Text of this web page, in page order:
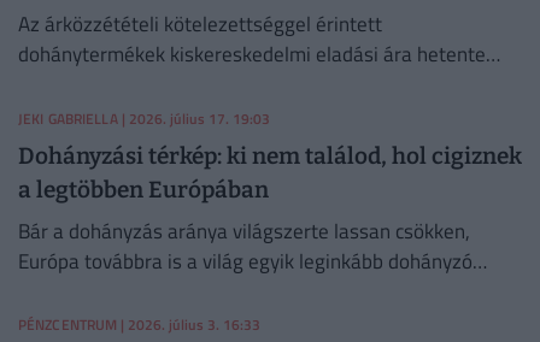
Az árközzétételi kötelezettséggel érintett
dohánytermékek kiskereskedelmi eladási ára hetente
JEKI GABRIELLA| 2026. július 17. 19:03
Dohányzási térkép: ki nem találod, hol cigiznek
a legtöbben Európában
Bár a dohányzás aránya világszerte lassan csökken,
Európa továbbra is a világ egyik leginkább dohányzó
PÉNZCENTRUM | 2026. július 3. 16:33